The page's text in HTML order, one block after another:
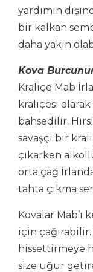
yardımın
bir kalkan
daha yakın
Kova
Kraliçe Mab
kraliçesi olarak
bahsedilir.
savaşçı bir
çıkarken
orta çağ
tahta çıkma
Kovalar
için
hissettirmeye
size uğur